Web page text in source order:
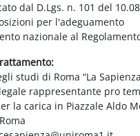
dal D.Lgs. n. 101 del
per l'adeguamento
nazionale al
studi di Roma “La
rappresentante pro
la carica in Piazzale Aldo